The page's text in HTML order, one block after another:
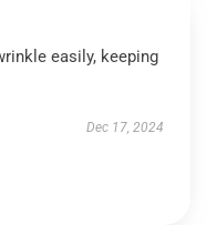
easily, keeping
Dec 17, 2024